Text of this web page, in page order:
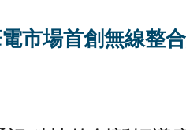
市場首創無線整